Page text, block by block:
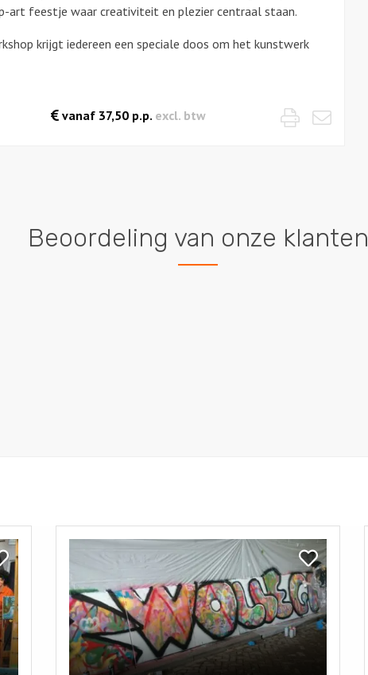
art feestje waar creativiteit en plezier centraal staan.
krijgt iedereen een speciale doos om het kunstwerk
vanaf 37,50 p.p. excl. btw Mail
Print
Beoordeling van onze klanten
Bekijk
Graffiti
Workshop
Bekijk